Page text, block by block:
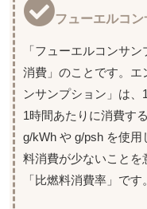
フューエルコン
「フューエルコンサ
消費」のことです。エ
ンサンプション」は、
1時間あたりに消費す
g/kWh や g/psh を使
料消費が少ないことを
「比燃料消費率」です。